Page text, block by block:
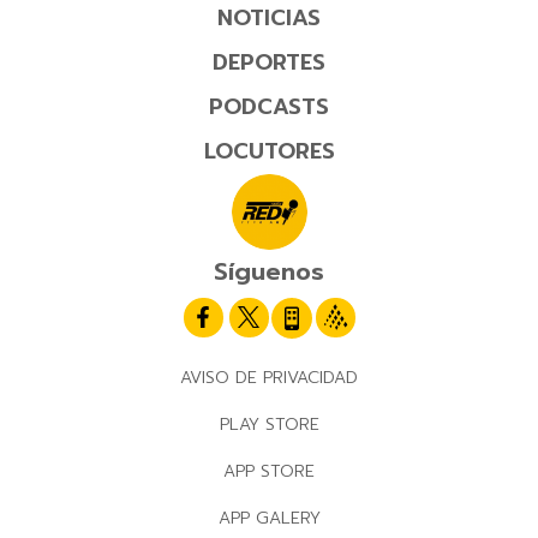
NOTICIAS
DEPORTES
PODCASTS
LOCUTORES
Síguenos
AVISO DE PRIVACIDAD
PLAY STORE
APP STORE
APP GALERY